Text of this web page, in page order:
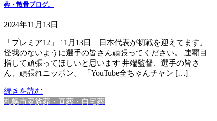
葬・散骨ブログ。
2024年11月13日
「プレミア12」 11月13日 日本代表が初戦を迎えてます。
怪我のないように選手の皆さん頑張ってください。 連覇目
指して頑張ってほしいと思います 井端監督、選手の皆さ
ん、頑張れニッポン。 「YouTube全ちゃんチャン […]
続きを読む
札幌市家族葬・直葬・自宅葬